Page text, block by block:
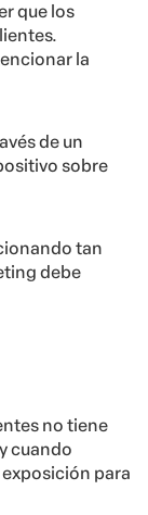
que los
la
de un
sobre
tan
debe
no tiene
cuando
para